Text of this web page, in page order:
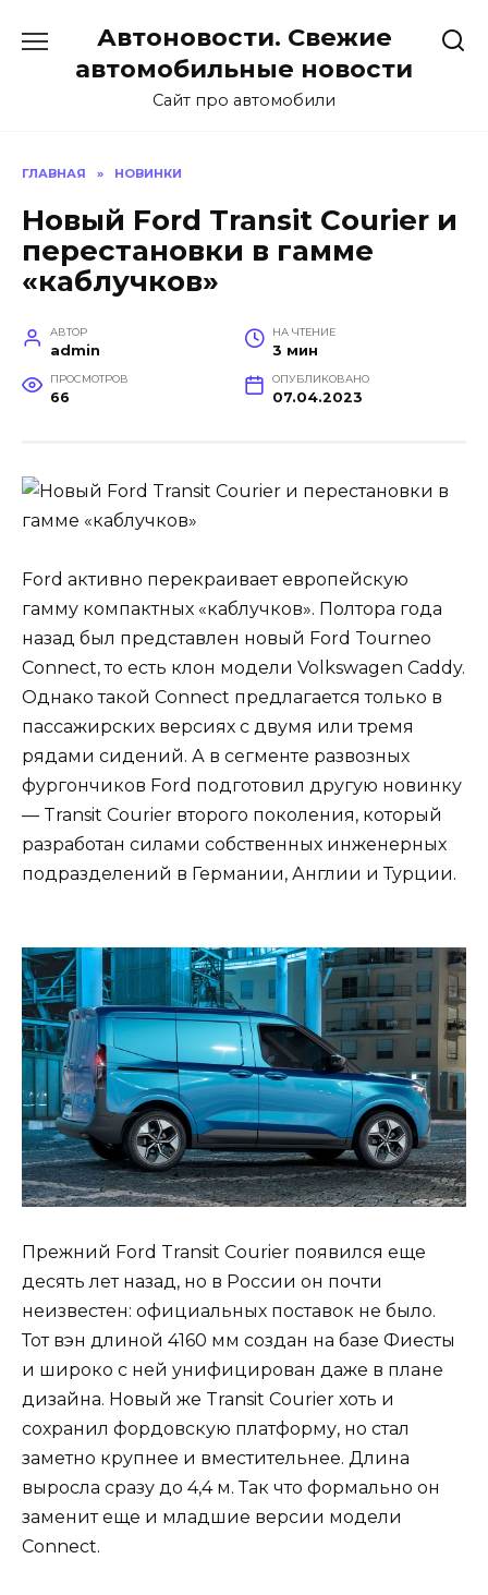
содержанию
Автоновости. Свежие
автомобильные новости
Сайт про автомобили
ГЛАВНАЯ » НОВИНКИ
Новый Ford Transit Courier и
перестановки в гамме
«каблучков»
АВТОР
admin
НА ЧТЕНИЕ
3 мин
ПРОСМОТРОВ
66
ОПУБЛИКОВАНО
07.04.2023
Ford активно перекраивает европейскую
гамму компактных «каблучков». Полтора года
назад был представлен новый Ford Tourneo
Connect, то есть клон модели Volkswagen Caddy.
Однако такой Connect предлагается только в
пассажирских версиях с двумя или тремя
рядами сидений. А в сегменте развозных
фургончиков Ford подготовил другую новинку
— Transit Courier второго поколения, который
разработан силами собственных инженерных
подразделений в Германии, Англии и Турции.
Прежний Ford Transit Courier появился еще
десять лет назад, но в России он почти
неизвестен: официальных поставок не было.
Тот вэн длиной 4160 мм создан на базе Фиесты
и широко с ней унифицирован даже в плане
дизайна. Новый же Transit Courier хоть и
сохранил фордовскую платформу, но стал
заметно крупнее и вместительнее. Длина
выросла сразу до 4,4 м. Так что формально он
заменит еще и младшие версии модели
Connect.